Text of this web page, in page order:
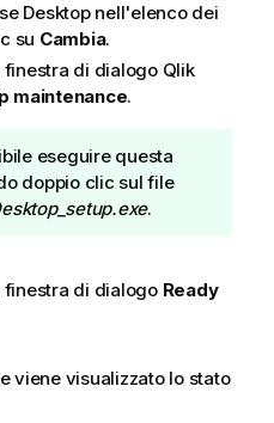
Desktopnell'elenco dei
su Cambia.
finestra di dialogo Qlik
maintenance.
eseguire questa
doppio clic sul file
.
finestra di dialogo Ready
viene visualizzato lo stato